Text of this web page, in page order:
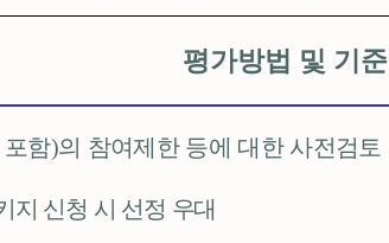
평가방법 및 기준
포함)의 참여제한 등에 대한 사전검토
지 신청 시 선정 우대